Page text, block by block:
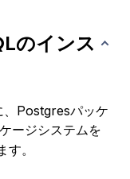
のインス
Postgresパッケ
ージシステムを
。